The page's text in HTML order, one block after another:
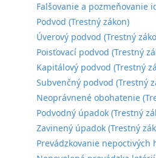
Falšovanie a pozmeňovanie
Podvod (Trestný zákon)
Úverový podvod (Trestný
Poisťovací podvod (Trestný
Kapitálový podvod (Trestný
Subvenčný podvod (Trestný
Neoprávnené obohatenie
Podvodný úpadok (Trestný
Zavinený úpadok (Trestný
Prevádzkovanie nepoctivých